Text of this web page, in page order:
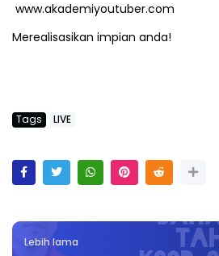
www.akademiyoutuber.com
Merealisasikan impian anda!
Tags LIVE
Lebih lama